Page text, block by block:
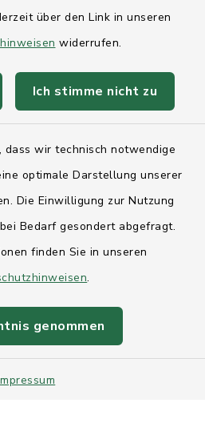
über den Link in unseren
widerrufen.
Ich stimme nicht zu
wir technisch notwendige
optimale Darstellung unserer
Die Einwilligung zur Nutzung
Bedarf gesondert abgefragt.
finden Sie in unseren
.
genommen
Kontakt
Anfahrt
Intranet
Einstellungen